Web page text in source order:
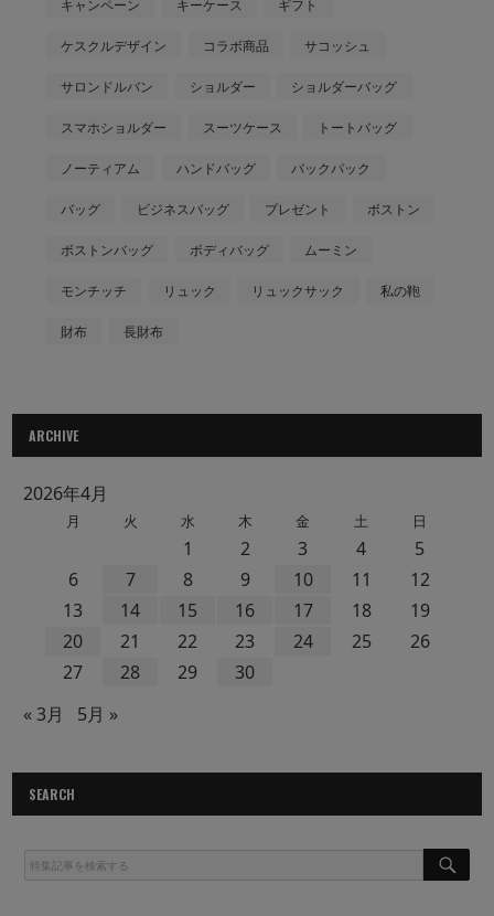
キャンペーン キーケース ギフト
ケスクルデザイン コラボ商品 サコッシュ
サロンドルバン ショルダー ショルダーバッグ
スマホショルダー スーツケース トートバッグ
ノーティアム ハンドバッグ バックパック
バッグ ビジネスバッグ プレゼント ボストン
ボストンバッグ ボディバッグ ムーミン
モンチッチ リュック リュックサック 私の鞄
財布 長財布
ARCHIVE
2026年4月
月 火 水 木 金 土 日
1 2 3 4
5
6
7 8 9 10 11
12
13
14 15 16 17 18
19
20
21 22 23 24 25
26
27
28 29
30
« 3月
5月 »
SEARCH
S
R